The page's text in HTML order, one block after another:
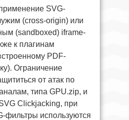
SVG-
(cross-origin) или
(sandboxed) iframe-
к плагинам
PDF-
Ограничение
от атак по
типа GPU.zip, и
Clickjacking, при
фильтры используются